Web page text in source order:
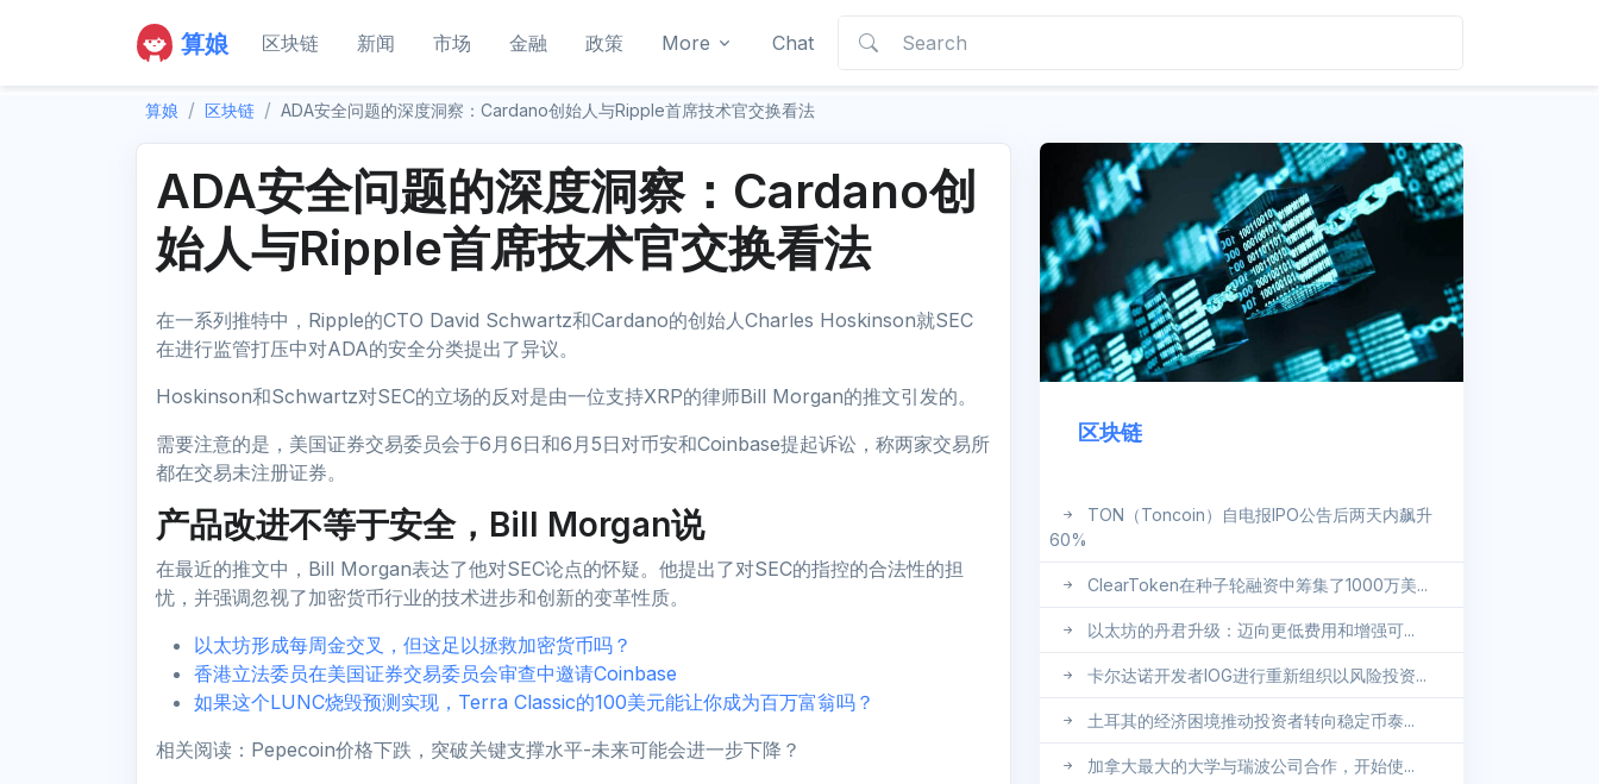
算娘 区块链 新闻 市场 金融 政策 More Chat
算娘 区块链 ADA安全问题的深度洞察：Cardano创始人与Ripple首席技术官交换看法
ADA安全问题的深度洞察：Cardano创
始人与Ripple首席技术官交换看法
在一系列推特中，Ripple的CTO David Schwartz和Cardano的创始人Charles Hoskinson就SEC
在进行监管打压中对ADA的安全分类提出了异议。
Hoskinson和Schwartz对SEC的立场的反对是由一位支持XRP的律师Bill Morgan的推文引发的。
需要注意的是，美国证券交易委员会于6月6日和6月5日对币安和Coinbase提起诉讼，称两家交易所
都在交易未注册证券。
产品改进不等于安全，Bill Morgan说
在最近的推文中，Bill Morgan表达了他对SEC论点的怀疑。他提出了对SEC的指控的合法性的担
忧，并强调忽视了加密货币行业的技术进步和创新的变革性质。
以太坊形成每周金交叉，但这足以拯救加密货币吗？
香港立法委员在美国证券交易委员会审查中邀请Coinbase
如果这个LUNC烧毁预测实现，Terra Classic的100美元能让你成为百万富翁吗？
相关阅读：Pepecoin价格下跌，突破关键支撑水平-未来可能会进一步下降？
区块链
TON（Toncoin）自电报IPO公告后两天内飙升
60%
ClearToken在种子轮融资中筹集了1000万美...
以太坊的丹君升级：迈向更低费用和增强可...
卡尔达诺开发者IOG进行重新组织以风险投资...
土耳其的经济困境推动投资者转向稳定币泰...
加拿大最大的大学与瑞波公司合作，开始使...